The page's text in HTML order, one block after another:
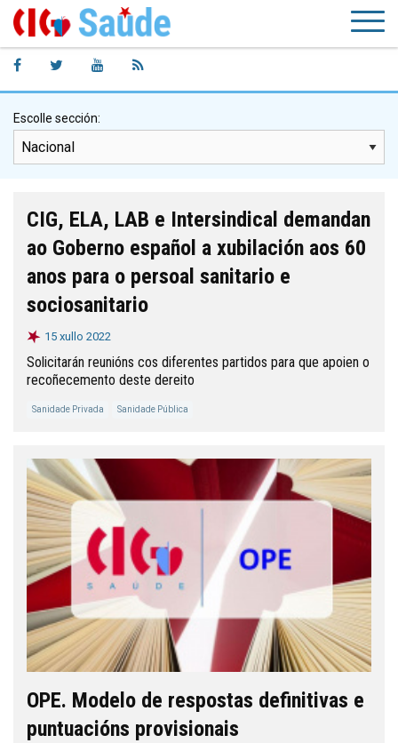
Escolle sección:
CIG, ELA, LAB e Intersindical demandan
ao Goberno español a xubilación aos 60
anos para o persoal sanitario e
sociosanitario
15 xullo 2022
Solicitarán reunións cos diferentes partidos para que apoien o
recoñecemento deste dereito
Sanidade Privada Sanidade Pública
OPE. Modelo de respostas definitivas e
puntuacións provisionais